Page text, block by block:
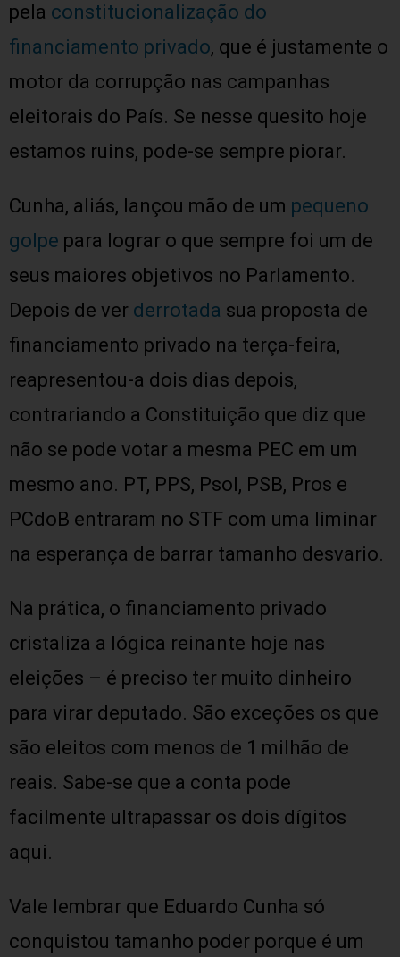
pela constitucionalização do
financiamento privado, que é justamente o
motor da corrupção nas campanhas
eleitorais do País. Se nesse quesito hoje
estamos ruins, pode-se sempre piorar.
Cunha, aliás, lançou mão de um pequeno
golpe para lograr o que sempre foi um de
seus maiores objetivos no Parlamento.
Depois de ver derrotada sua proposta de
financiamento privado na terça-feira,
reapresentou-a dois dias depois,
contrariando a Constituição que diz que
não se pode votar a mesma PEC em um
mesmo ano. PT, PPS, Psol, PSB, Pros e
PCdoB entraram no STF com uma liminar
na esperança de barrar tamanho desvario.
Na prática, o financiamento privado
cristaliza a lógica reinante hoje nas
eleições – é preciso ter muito dinheiro
para virar deputado. São exceções os que
são eleitos com menos de 1 milhão de
reais. Sabe-se que a conta pode
facilmente ultrapassar os dois dígitos
aqui.
Vale lembrar que Eduardo Cunha só
conquistou tamanho poder porque é um